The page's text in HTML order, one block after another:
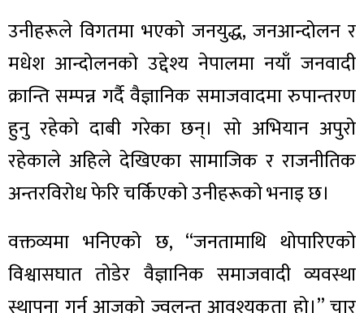
उनीहरूले विगतमा भएको जनयुद्ध, जनआन्दोलन र
मधेश आन्दोलनको उद्देश्य नेपालमा नयाँ जनवादी
क्रान्ति सम्पन्न गर्दै वैज्ञानिक समाजवादमा रुपान्तरण
हुनु रहेको दाबी गरेका छन्। सो अभियान अपुरो
रहेकाले अहिले देखिएका सामाजिक र राजनीतिक
अन्तरविरोध फेरि चर्किएको उनीहरूको भनाइ छ।
वक्तव्यमा भनिएको छ, “जनतामाथि थोपारिएको
विश्वासघात तोडेर वैज्ञानिक समाजवादी व्यवस्था